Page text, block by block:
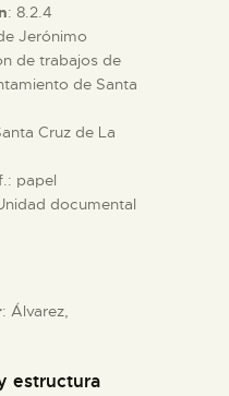
: 8.2.4
Jerónimo
de trabajos de
de Santa
Cruz de La
papel
documental
: Álvarez,
estructura